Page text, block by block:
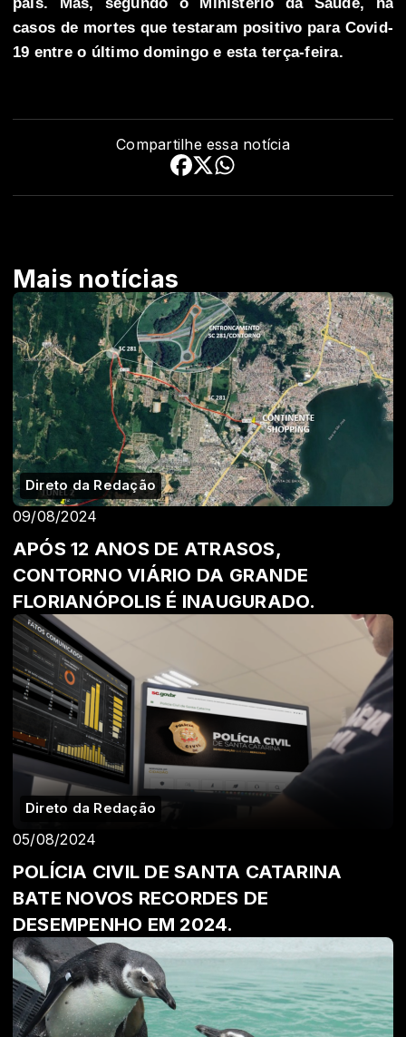
casos de mortes que testaram positivo para Covid-
19 entre o último domingo e esta terça-feira.
Compartilhe essa notícia
Mais notícias
Direto da Redação
09/08/2024
APÓS 12 ANOS DE ATRASOS,
CONTORNO VIÁRIO DA GRANDE
FLORIANÓPOLIS É INAUGURADO.
Direto da Redação
05/08/2024
POLÍCIA CIVIL DE SANTA CATARINA
BATE NOVOS RECORDES DE
DESEMPENHO EM 2024.